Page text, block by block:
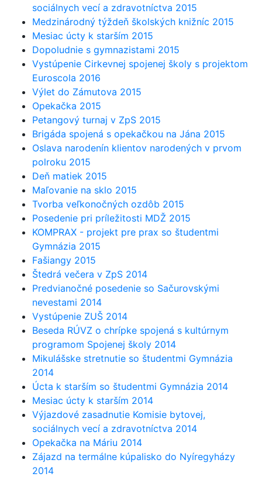
sociálnych vecí a zdravotníctva 2015
Medzinárodný týždeň školských knižníc 2015
Mesiac úcty k starším 2015
Dopoludnie s gymnazistami 2015
Vystúpenie Cirkevnej spojenej školy s projektom
Euroscola 2016
Výlet do Zámutova 2015
Opekačka 2015
Petangový turnaj v ZpS 2015
Brigáda spojená s opekačkou na Jána 2015
Oslava narodenín klientov narodených v prvom
polroku 2015
Deň matiek 2015
Maľovanie na sklo 2015
Tvorba veľkonočných ozdôb 2015
Posedenie pri príležitosti MDŽ 2015
KOMPRAX - projekt pre prax so študentmi
Gymnázia 2015
Fašiangy 2015
Štedrá večera v ZpS 2014
Predvianočné posedenie so Sačurovskými
nevestami 2014
Vystúpenie ZUŠ 2014
Beseda RÚVZ o chrípke spojená s kultúrnym
programom Spojenej školy 2014
Mikulášske stretnutie so študentmi Gymnázia
2014
Úcta k starším so študentmi Gymnázia 2014
Mesiac úcty k starším 2014
Výjazdové zasadnutie Komisie bytovej,
sociálnych vecí a zdravotníctva 2014
Opekačka na Máriu 2014
Zájazd na termálne kúpalisko do Nyíregyházy
2014